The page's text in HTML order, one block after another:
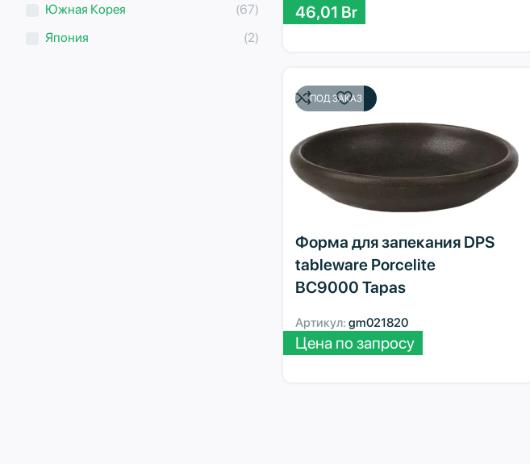
Южная Корея
(67)
Япония
(2)
46,01 Br
ПОД ЗАКАЗ
Форма для запекания DPS
tableware Porcelite
BC9000 Tapas
Артикул: gm021820
Цена по запросу